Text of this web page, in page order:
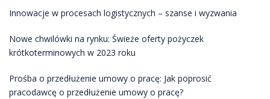
Innowacje w procesach logistycznych – szanse i wyzwania
Nowe chwilówki na rynku: Świeże oferty pożyczek
krótkoterminowych w 2023 roku
Prośba o przedłużenie umowy o pracę: Jak poprosić
pracodawcę o przedłużenie umowy o pracę?